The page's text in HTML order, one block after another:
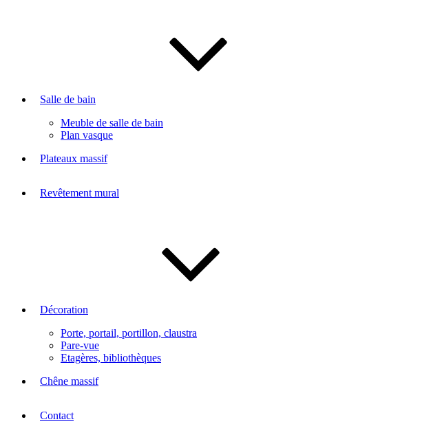
Salle de bain
Meuble de salle de bain
Plan vasque
Plateaux massif
Revêtement mural
Décoration
Porte, portail, portillon, claustra
Pare-vue
Etagères, bibliothèques
Chêne massif
Contact